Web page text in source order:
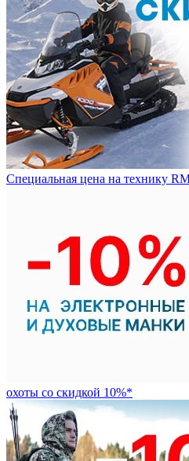
Специальная цена на технику
охоты со скидкой 10%*